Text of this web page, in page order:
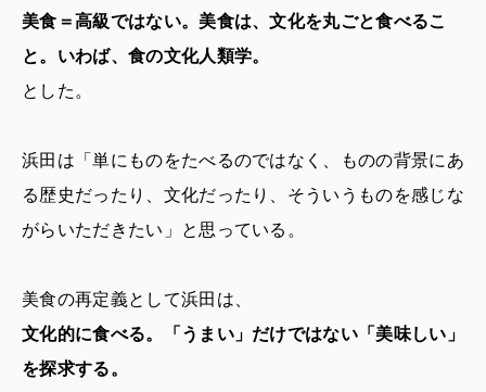
美食＝高級ではない。美食は、文化を丸ごと食べるこ
と。いわば、食の文化人類学。
とした。
浜田は「単にものをたべるのではなく、ものの背景にあ
る歴史だったり、文化だったり、そういうものを感じな
がらいただきたい」と思っている。
美食の再定義として浜田は、
文化的に食べる。「うまい」だけではない「美味しい」
を探求する。